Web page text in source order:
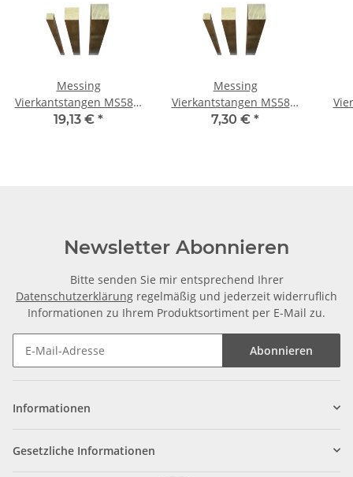
Messing
Vierkantstangen MS58 8
x 8 mm, je m ± 5mm
19,13 € *
Messing
Vierkantstangen MS58 4
x 4 mm, je m ± 5mm
7,30 € *
Newsletter Abonnieren
Bitte senden Sie mir entsprechend Ihrer
Datenschutzerklärung regelmäßig und jederzeit widerruflich
Informationen zu Ihrem Produktsortiment per E-Mail zu.
Abonnieren
Informationen
Gesetzliche Informationen